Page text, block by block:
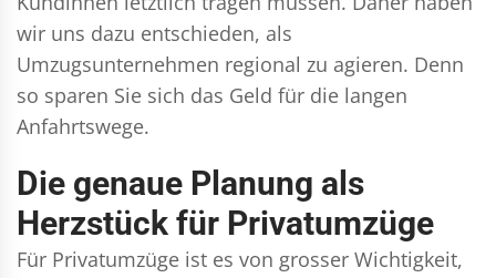
wir uns dazu entschieden, als
Umzugsunternehmen regional zu agieren. Denn
so sparen Sie sich das Geld für die langen
Anfahrtswege.
Die genaue Planung als
Herzstück für Privatumzüge
Für Privatumzüge ist es von grosser Wichtigkeit,